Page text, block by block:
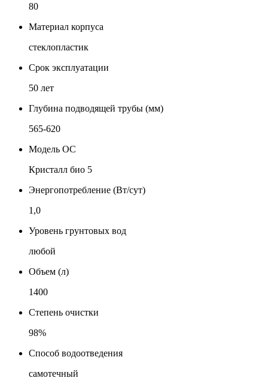
80
Материал корпуса
стеклопластик
Срок эксплуатации
50 лет
Глубина подводящей трубы (мм)
565-620
Модель ОС
Кристалл био 5
Энергопотребление (Вт/сут)
1,0
Уровень грунтовых вод
любой
Объем (л)
1400
Степень очистки
98%
Способ водоотведения
самотечный